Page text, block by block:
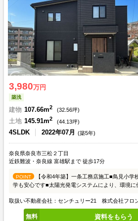
3,980万円
築浅
建物 107.66m2 (32.56坪)
土地 145.91m2 (44.13坪)
4SLDK 2022年07月 (築5年)
奈良県奈良市三松２丁目
近鉄難波・奈良線 富雄駅まで 徒歩17分
POINT
【令和4年築】一条工務店施工■鳥見小学
学も安心です■太陽光発電システムにより、環境に
取扱い不動産会社：センチュリー21 株式会社フ
資料をもらう